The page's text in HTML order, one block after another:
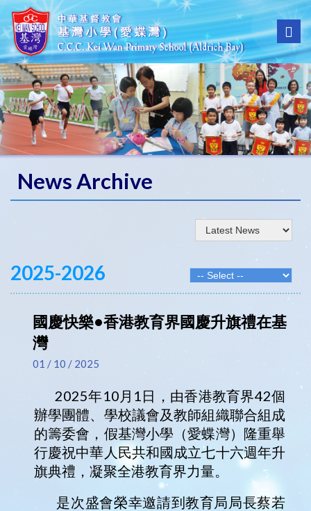
News Archive
2025-2026
國慶快樂•香港教育界國慶升旗禮在基
灣
01 / 10 / 2025
2025年10月1日，由香港教育界42個
辦學團體、學校議會及教師組織聯合組成
的籌委會，假基灣小學（愛蝶灣）隆重舉
行慶祝中華人民共和國成立七十六週年升
旗典禮，凝聚全港教育界力量。
是次盛會榮幸邀請到教育局局長蔡若